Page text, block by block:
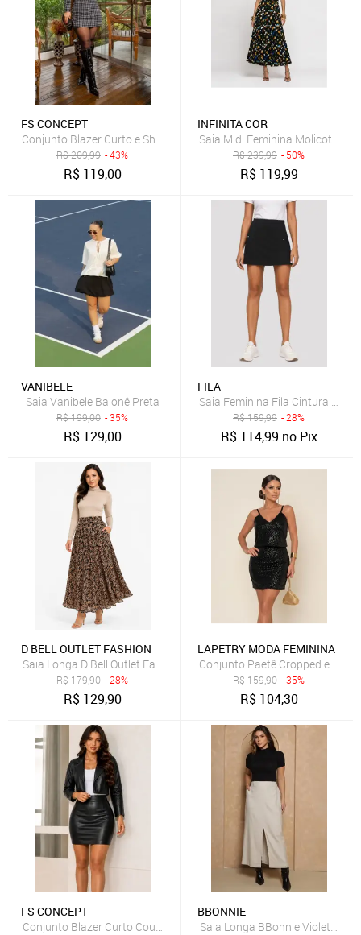
FS CONCEPT
Conjunto Blazer Curto e Short Saia Curto Xadrez
R$209,99 - 43%
R$ 119,00
INFINITA COR
Saia Midi Feminina Molicotton
R$239,99 - 50%
R$ 119,99
VANIBELE
Saia Vanibele Balonê Preta
R$199,00 - 35%
R$ 129,00
FILA
Saia Feminina Fila Cintura
R$159,99 - 28%
R$ 114,99 no Pix
D BELL OUTLET FASHION
Saia Longa D Bell Outlet Fashion Estampa Floral Preto e Bege
R$179,90 - 28%
R$ 129,90
LAPETRY MODA FEMININA
Conjunto Paetê Cropped e Saia
R$159,90 - 35%
R$ 104,30
FS CONCEPT
Conjunto Blazer Curto Courinho PU E Saia Curta Cintura Alta
BBONNIE
Saia Longa BBonnie Violeta –